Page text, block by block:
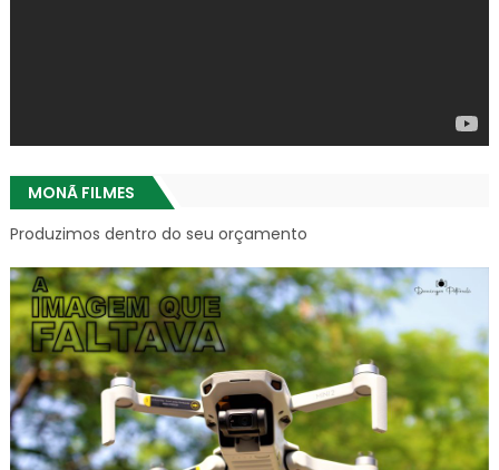
MONÃ FILMES
Produzimos dentro do seu orçamento